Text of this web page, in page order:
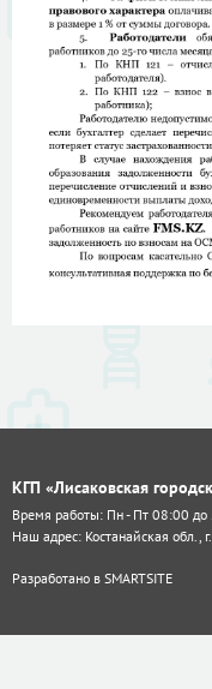
КГП «Лисаковская
Время работы: Пн - Пт 08:00
Наш адрес: Костанайская обл.,
Разработано в SMARTSITE